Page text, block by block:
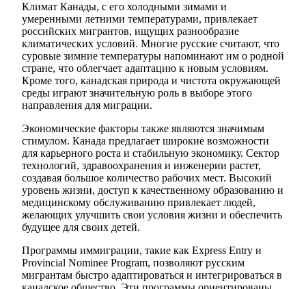
Климат Канады, с его холодными зимами и
умеренными летними температурами, привлекает
российских мигрантов, ищущих разнообразие
климатических условий. Многие русские считают, что
суровые зимние температуры напоминают им о родной
стране, что облегчает адаптацию к новым условиям.
Кроме того, канадская природа и чистота окружающей
среды играют значительную роль в выборе этого
направления для миграции.
Экономические факторы также являются значимым
стимулом. Канада предлагает широкие возможности
для карьерного роста и стабильную экономику. Сектор
технологий, здравоохранения и инженерии растет,
создавая большое количество рабочих мест. Высокий
уровень жизни, доступ к качественному образованию и
медицинскому обслуживанию привлекает людей,
желающих улучшить свои условия жизни и обеспечить
будущее для своих детей.
Программы иммиграции, такие как Express Entry и
Provincial Nominee Program, позволяют русским
мигрантам быстро адаптироваться и интегрироваться в